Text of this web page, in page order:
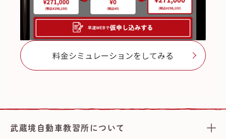
料金シミュレーションをしてみる
武蔵境自動車教習所について